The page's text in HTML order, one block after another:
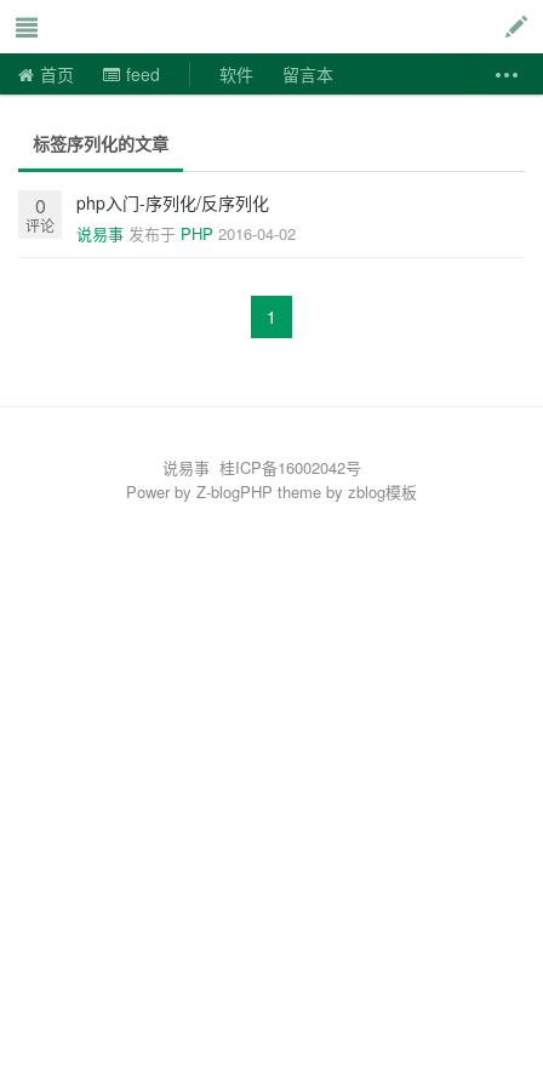
首页 feed 软件 留言本
标签序列化的文章
0
评论
php入门-序列化/反序列化
说易事 发布于 PHP 2016-04-02
1
说易事 桂ICP备16002042号
Power by Z-blogPHP theme by zblog模板